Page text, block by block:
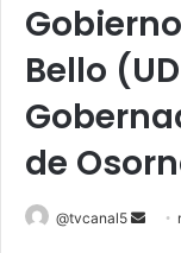
Bello
de
@tvcanal5
Send